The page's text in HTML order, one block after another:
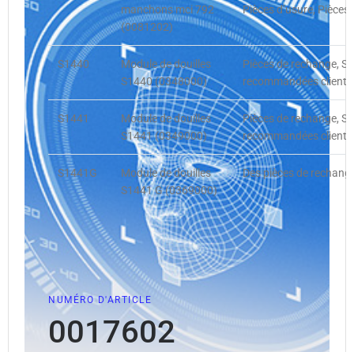
manchons mci 792
(0081202)
Pièces d’usure,
S1440
Module de douilles
S1440 (0348000)
Pièces de rechange,
recommandées client,
S1441
Module de douilles
S1441 (0349000)
Pièces de rechange,
recommandées client,
S1441G
Module de douilles
S1441 G (0369000)
Des pièces de
NUMÉRO D'ARTICLE
0017602